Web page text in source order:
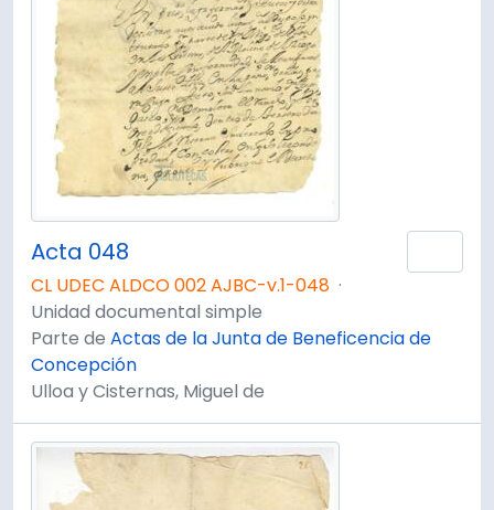
Acta 048
CL UDEC ALDCO 002 AJBC-v.1-048 ·
Unidad documental simple
Parte de Actas de la Junta de Beneficencia de
Concepción
Ulloa y Cisternas, Miguel de